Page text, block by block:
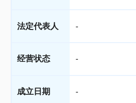
法定代表人 -
经营状态 -
成立日期 -